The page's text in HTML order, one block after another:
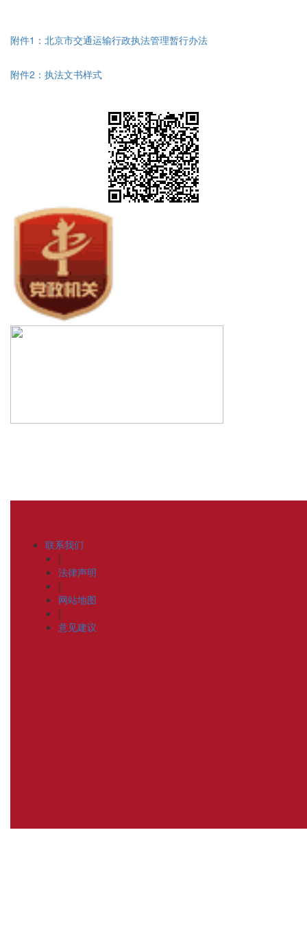
附件1：北京市交通运输行政执法管理暂行办法
附件2：执法文书样式
联系我们
|
法律声明
|
网站地图
|
意见建议